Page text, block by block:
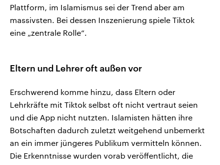
Plattform, im Islamismus sei der Trend aber am
massivsten. Bei dessen Inszenierung spiele Tiktok
eine „zentrale Rolle“.
Eltern und Lehrer oft außen vor
Erschwerend komme hinzu, dass Eltern oder
Lehrkräfte mit Tiktok selbst oft nicht vertraut seien
und die App nicht nutzten. Islamisten hätten ihre
Botschaften dadurch zuletzt weitgehend unbemerkt
an ein immer jüngeres Publikum vermitteln können.
Die Erkenntnisse wurden vorab veröffentlicht, die